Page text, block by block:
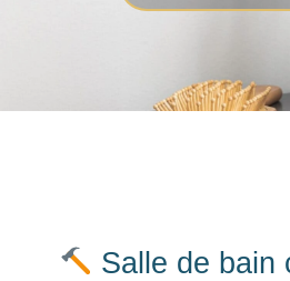
Salle de bain